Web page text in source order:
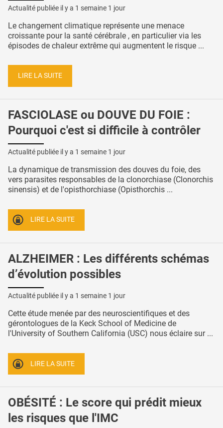
Actualité publiée il y a 1 semaine 1 jour
Le changement climatique représente une menace
croissante pour la santé cérébrale , en particulier via les
épisodes de chaleur extrême qui augmentent le risque ...
LIRE LA SUITE
FASCIOLASE ou DOUVE DU FOIE :
Pourquoi c'est si difficile à contrôler
Actualité publiée il y a 1 semaine 1 jour
La dynamique de transmission des douves du foie, des
vers parasites responsables de la clonorchiase (Clonorchis
sinensis) et de l'opisthorchiase (Opisthorchis ...
LIRE LA SUITE
ALZHEIMER : Les différents schémas
d’évolution possibles
Actualité publiée il y a 1 semaine 1 jour
Cette étude menée par des neuroscientifiques et des
gérontologues de la Keck School of Medicine de
l'University of Southern California (USC) nous éclaire sur ...
LIRE LA SUITE
OBÉSITÉ : Le score qui prédit mieux
les risques que l'IMC